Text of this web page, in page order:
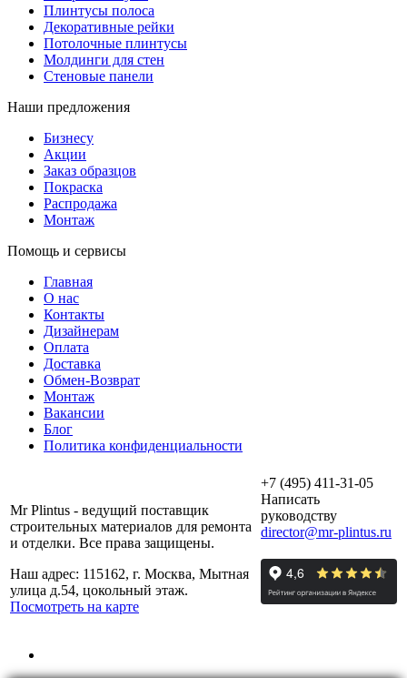
Плинтусы полоса
Декоративные рейки
Потолочные плинтусы
Молдинги для стен
Стеновые панели
Наши предложения
Бизнесу
Акции
Заказ образцов
Покраска
Распродажа
Монтаж
Помощь и сервисы
Главная
О нас
Контакты
Дизайнерам
Оплата
Доставка
Обмен-Возврат
Монтаж
Вакансии
Блог
Политика конфиденциальности
Mr Plintus - ведущий поставщик
строительных материалов для ремонта
и отделки. Все права защищены.
Наш адрес: 115162, г. Москва, Мытная
улица д.54, цокольный этаж.
Посмотреть на карте
+7 (495) 411-31-05
Написать
руководству
director@mr-plintus.ru